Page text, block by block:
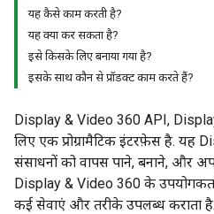
यह कैसे काम करती है?
यह क्या कर सकता है?
इसे किसके लिए बनाया गया है?
इसके साथ कौन से प्रॉडक्ट काम करते हैं?
Display & Video 360 API,
लिए एक प्रोग्रामैटिक इंटरफ़ेस है. यह
संसाधनों को वापस पाने, बनाने, और
Display & Video 360 के
कई सेवाएं और तरीके उपलब्ध कराता है.